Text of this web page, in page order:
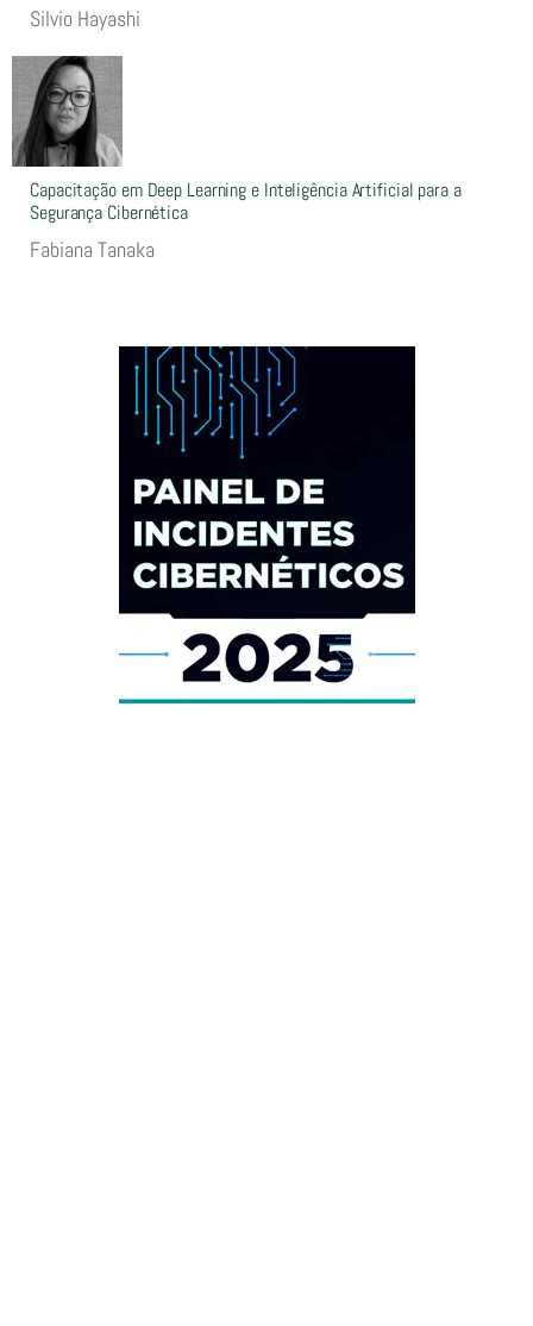
Silvio Hayashi
Capacitação em Deep Learning e Inteligência Artificial para a
Segurança Cibernética
Fabiana Tanaka